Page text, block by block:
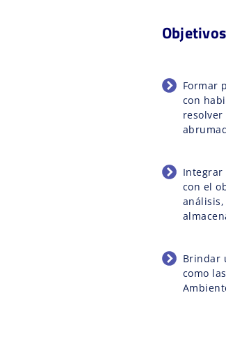
Formar
con
Integrar
con el
Brindar
como